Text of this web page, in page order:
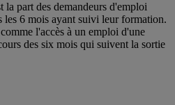
part des demandeurs d'emploi
les 6 mois ayant suivi leur formation.
l'accès à un emploi d'une
des six mois qui suivent la sortie